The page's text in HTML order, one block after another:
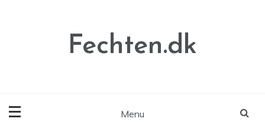
Fechten.dk
Menu